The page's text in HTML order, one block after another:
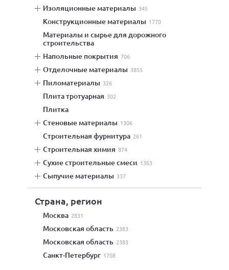
изоляционные материалы 345
конструкционные материалы 1770
материалы и сырье для дорожного
строительства
напольные покрытия 706
отделочные материалы 3855
пиломатериалы 326
плита тротуарная 302
плитка
стеновые материалы 1306
строительная фурнитура 261
строительная химия 874
сухие строительные смеси 1363
сыпучие материалы 337
Страна, регион
Москва 2831
Московская область 2383
Московская область 2383
Санкт-Петербург 1708